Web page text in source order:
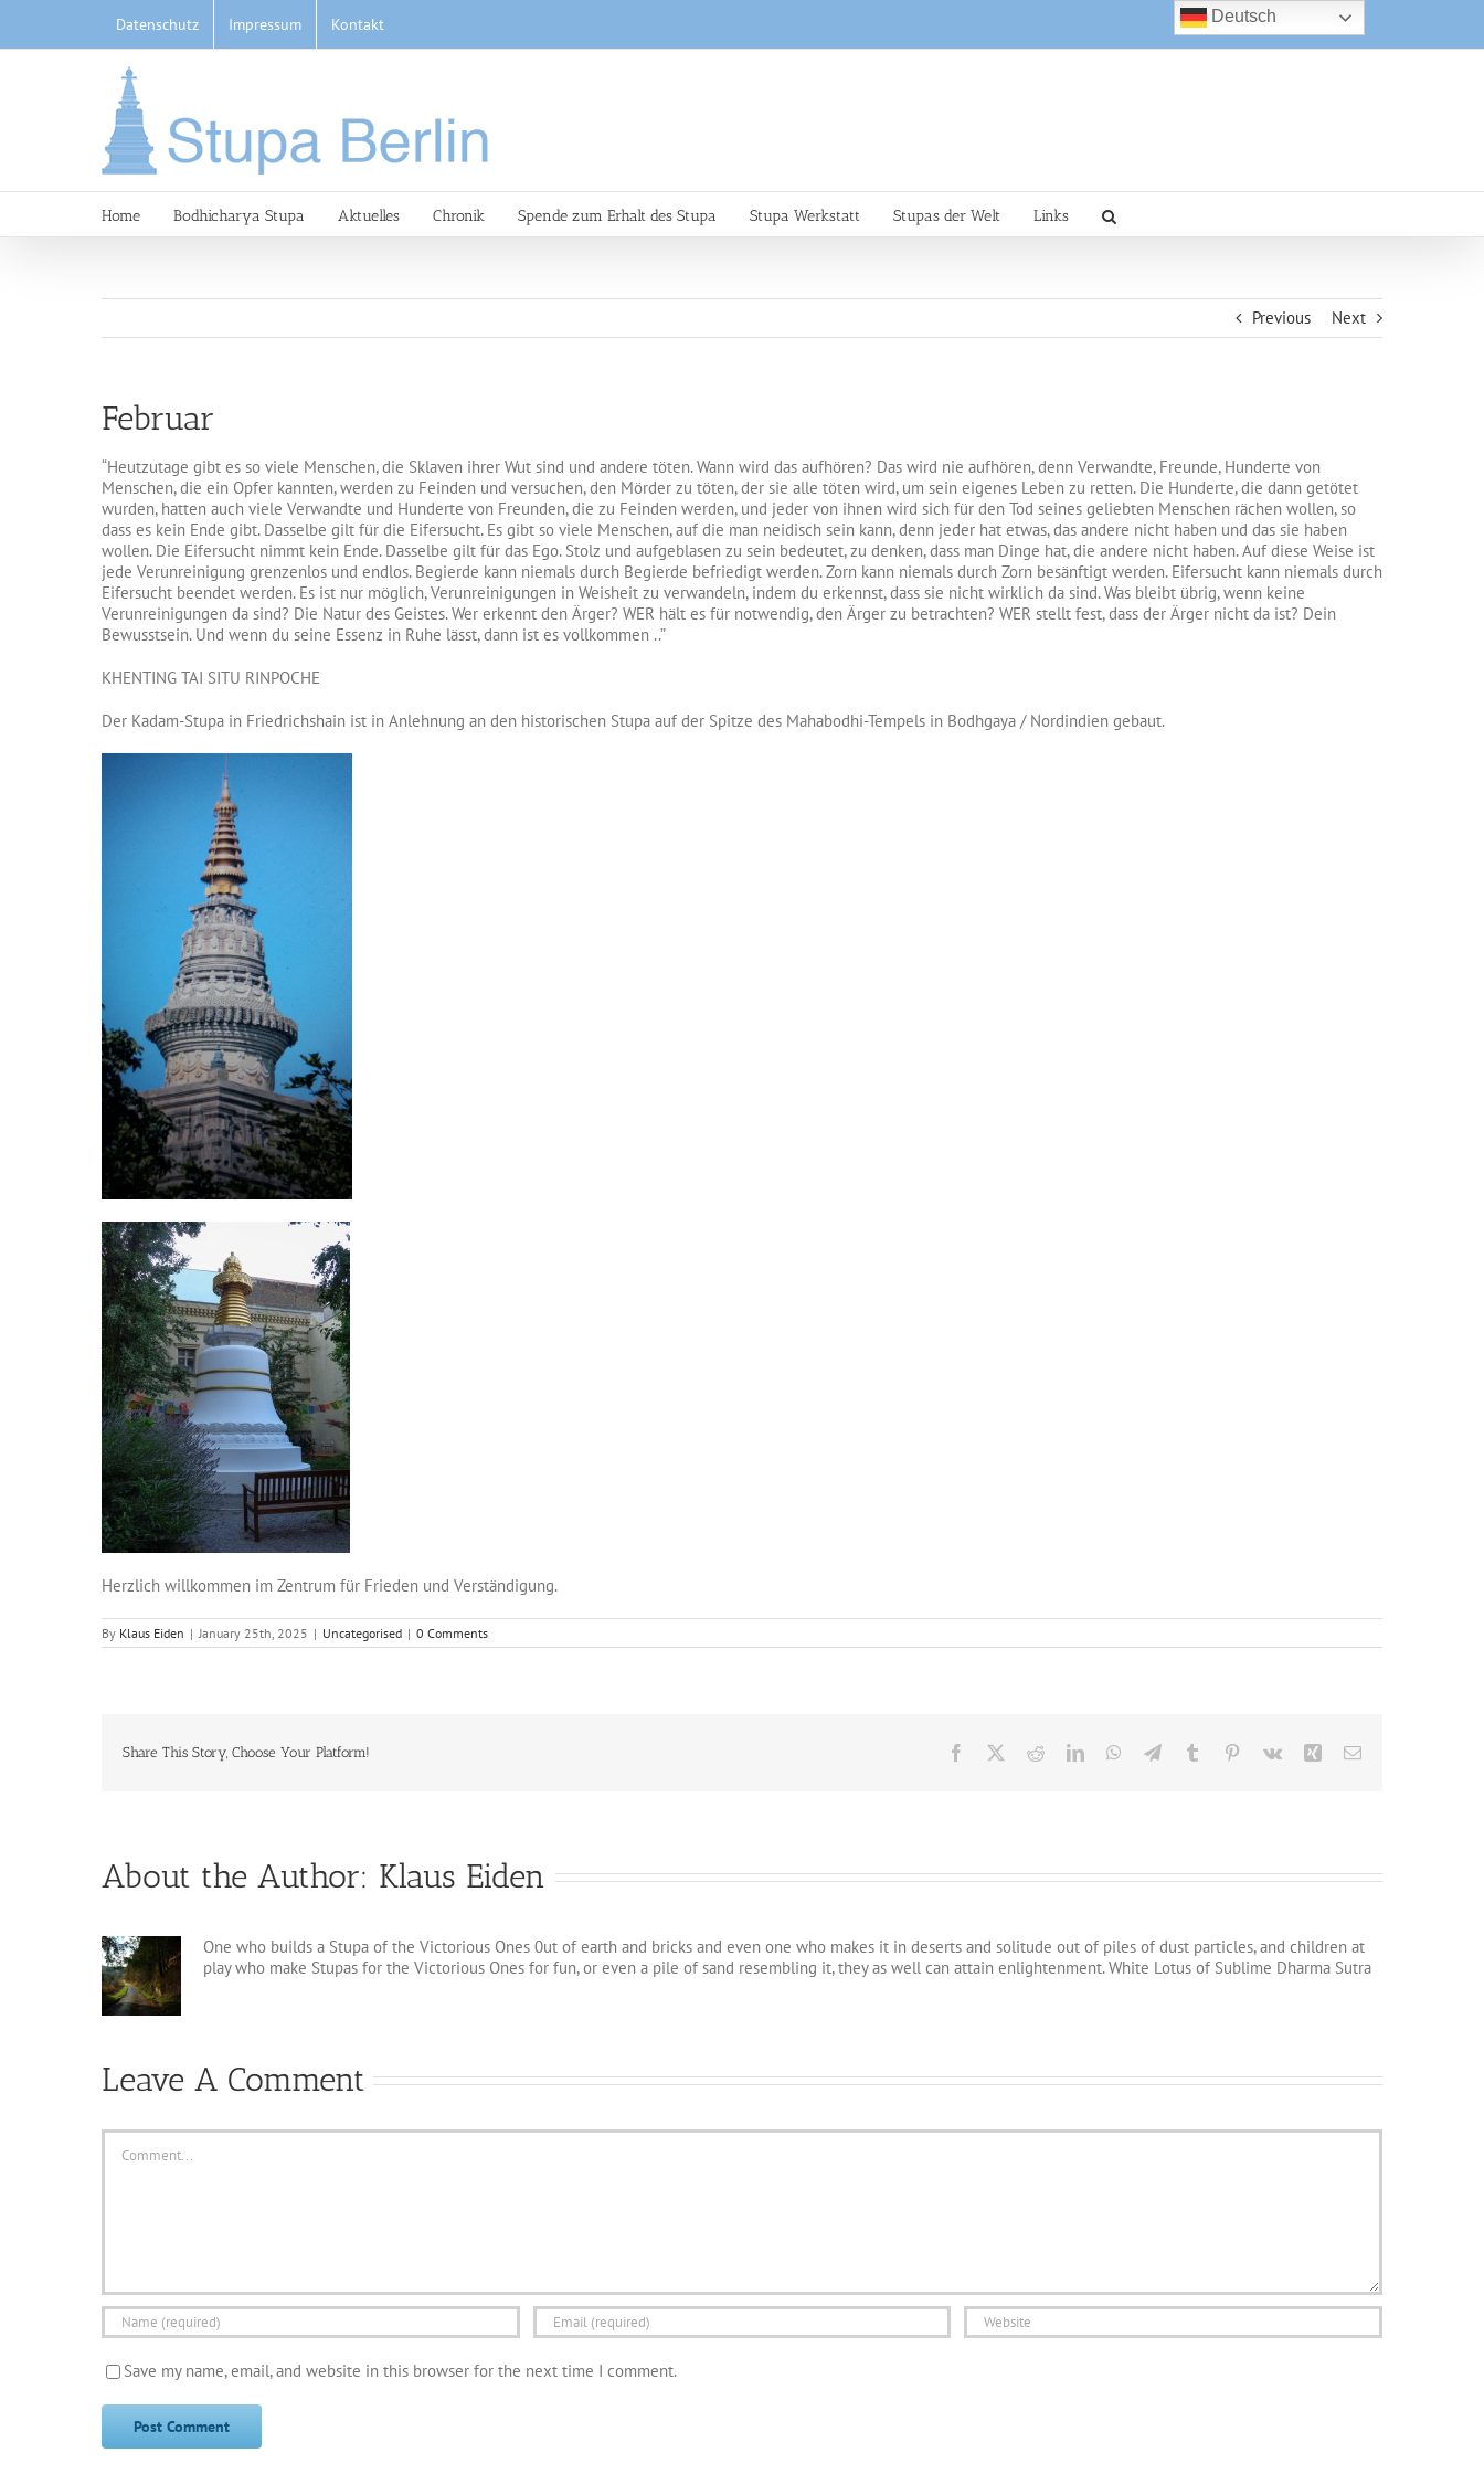
content
Datenschutz Impressum Kontakt
Home Bodhicharya Stupa Aktuelles Chronik Spende zum Erhalt des Stupa Stupa Werkstatt Stupas der Welt Links
Previous Next
Februar
“Heutzutage gibt es so viele Menschen, die Sklaven ihrer Wut sind und andere töten. Wann wird das aufhören? Das wird nie aufhören, denn Verwandte, Freunde, Hunderte von
Menschen, die ein Opfer kannten, werden zu Feinden und versuchen, den Mörder zu töten, der sie alle töten wird, um sein eigenes Leben zu retten. Die Hunderte, die dann getötet
wurden, hatten auch viele Verwandte und Hunderte von Freunden, die zu Feinden werden, und jeder von ihnen wird sich für den Tod seines geliebten Menschen rächen wollen, so
dass es kein Ende gibt. Dasselbe gilt für die Eifersucht. Es gibt so viele Menschen, auf die man neidisch sein kann, denn jeder hat etwas, das andere nicht haben und das sie haben
wollen. Die Eifersucht nimmt kein Ende. Dasselbe gilt für das Ego. Stolz und aufgeblasen zu sein bedeutet, zu denken, dass man Dinge hat, die andere nicht haben. Auf diese Weise ist
jede Verunreinigung grenzenlos und endlos. Begierde kann niemals durch Begierde befriedigt werden. Zorn kann niemals durch Zorn besänftigt werden. Eifersucht kann niemals durch
Eifersucht beendet werden. Es ist nur möglich, Verunreinigungen in Weisheit zu verwandeln, indem du erkennst, dass sie nicht wirklich da sind. Was bleibt übrig, wenn keine
Verunreinigungen da sind? Die Natur des Geistes. Wer erkennt den Ärger? WER hält es für notwendig, den Ärger zu betrachten? WER stellt fest, dass der Ärger nicht da ist? Dein
Bewusstsein. Und wenn du seine Essenz in Ruhe lässt, dann ist es vollkommen ..”
KHENTING TAI SITU RINPOCHE
Der Kadam-Stupa in Friedrichshain ist in Anlehnung an den historischen Stupa auf der Spitze des Mahabodhi-Tempels in Bodhgaya / Nordindien gebaut.
Herzlich willkommen im Zentrum für Frieden und Verständigung.
By Klaus Eiden | January 25th, 2025 | Uncategorised | 0 Comments
Share This Story, Choose Your Platform! Facebook RedditLinkedInWhatsApp
TelegramTumblr Pinterest
Vk Xing Email
About the Author: Klaus Eiden
One who builds a Stupa of the Victorious Ones 0ut of earth and bricks and even one who makes it in deserts and solitude out of piles of dust particles, and children at
play who make Stupas for the Victorious Ones for fun, or even a pile of sand resembling it, they as well can attain enlightenment. White Lotus of Sublime Dharma Sutra
Leave A Comment
Comment
Save my name, email, and website in this browser for the next time I comment.
Deutsch